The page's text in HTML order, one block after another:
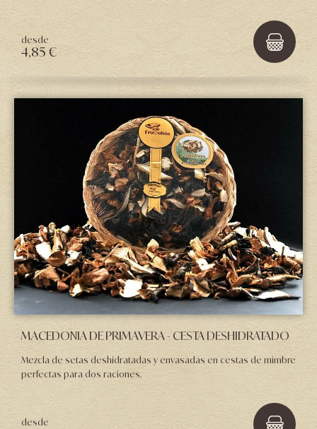
desde
4,85 €
MACEDONIA DE PRIMAVERA - CESTA DESHIDRATADO
Mezcla de setas deshidratadas y envasadas en cestas de mimbre
perfectas para dos raciones.
desde